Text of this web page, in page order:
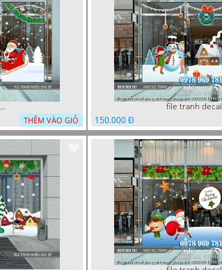
file tranh decal giang sinh noel giang sinh 22022024 hieu t4
THÊM VÀO GIỎ
150.000 Đ